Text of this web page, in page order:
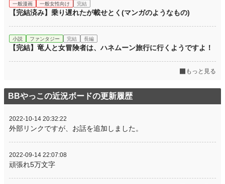
一般漫画 一般女性向け 完結
【完結済み】乗り遅れたが載せとく(マンガのようなもの)
小説 ファンタジー 完結 長編
【完結】竜人と女冒険者は、ハネムーン旅行に行くようですよ！
もっと見る
BBやっこの近況ボードの更新履歴
2022-10-14 20:32:22
外部リンクですが、お話を追加しました。
2022-09-14 22:07:08
頑張れ5万文字